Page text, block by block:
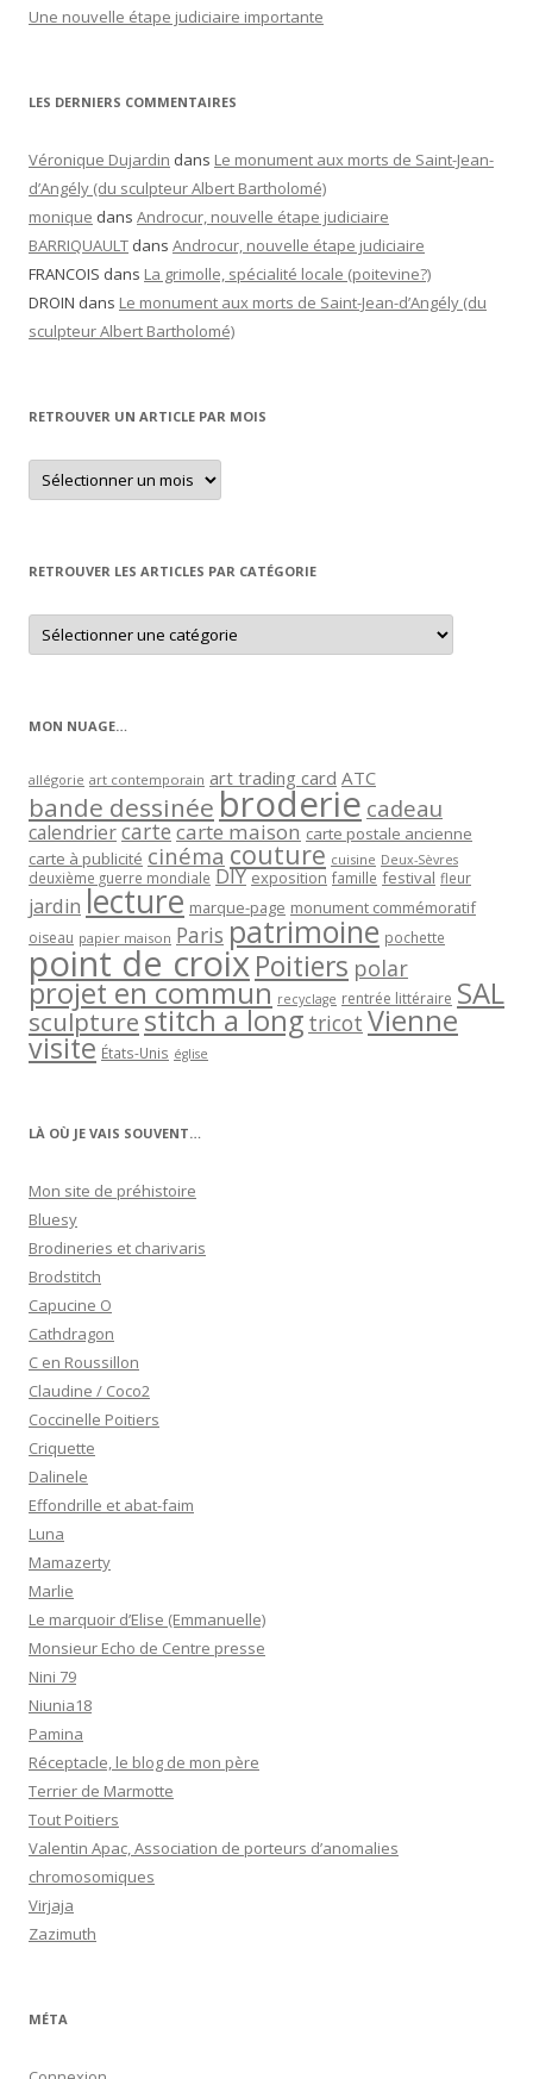
Une nouvelle étape judiciaire importante
LES DERNIERS COMMENTAIRES
Véronique Dujardin dans Le monument aux morts de Saint-Jean-
d’Angély (du sculpteur Albert Bartholomé)
monique dans Androcur, nouvelle étape judiciaire
BARRIQUAULT dans Androcur, nouvelle étape judiciaire
FRANCOIS dans La grimolle, spécialité locale (poitevine?)
DROIN dans Le monument aux morts de Saint-Jean-d’Angély (du
sculpteur Albert Bartholomé)
RETROUVER UN ARTICLE PAR MOIS
Retrouver
un
article
RETROUVER LES ARTICLES PAR CATÉGORIE
Retrouver
les
articles
MON NUAGE…
allégorie art contemporain art trading card ATC
bande dessinée broderie cadeau
calendriercartecarte maison carte postale ancienne
carte à publicité cinéma couture cuisine Deux-Sèvres
deuxième guerre mondiale DIY exposition famille festival fleur
jardin lecture marque-page monument commémoratif
oiseau papier maison Paris patrimoine pochette
point de croixPoitiers polar
projet en commun recyclage rentrée littéraire SAL
sculpturestitch a long tricot Vienne
visite États-Unis église
LÀ OÙ JE VAIS SOUVENT…
Mon site de préhistoire
Bluesy
Brodineries et charivaris
Brodstitch
Capucine O
Cathdragon
C en Roussillon
Claudine / Coco2
Coccinelle Poitiers
Criquette
Dalinele
Effondrille et abat-faim
Luna
Mamazerty
Marlie
Le marquoir d’Elise (Emmanuelle)
Monsieur Echo de Centre presse
Nini 79
Niunia18
Pamina
Réceptacle, le blog de mon père
Terrier de Marmotte
Tout Poitiers
Valentin Apac, Association de porteurs d’anomalies
chromosomiques
Virjaja
Zazimuth
MÉTA